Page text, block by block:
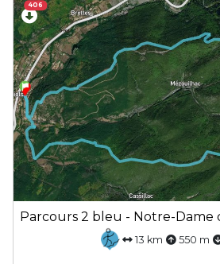
406
Parcours 2 bleu - Notre-Dame
13 km 550 m